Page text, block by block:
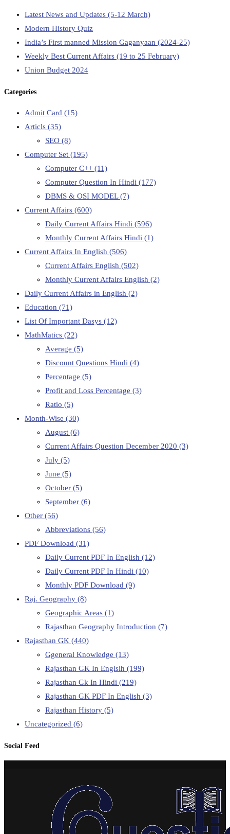
Latest News and Updates (5-12 March)
Modern History Quiz
India’s First manned Mission Gaganyaan (2024-25)
Weekly Best Current Affairs (19 to 25 February)
Union Budget 2024
Categories
Admit Card (15)
Articls (35)
SEO (8)
Computer Set (195)
Computer C++ (11)
Computer Question In Hindi (177)
DBMS & OSI MODEL(7)
Current Affairs (600)
Daily Current Affairs Hindi (596)
Monthly Current Affairs Hindi (1)
Current Affairs In English (506)
Current Affairs English (502)
Monthly Current Affairs English (2)
Daily Current Affairs in English (2)
Education (71)
List Of Important Dasys (12)
MathMatics (22)
Average (5)
Discount Questions Hindi (4)
Percentage (5)
Profit and Loss Percentage (3)
Ratio (5)
Month-Wise (30)
August (6)
Current Affairs Question December 2020 (3)
July (5)
June (5)
October (5)
September (6)
Other (56)
Abbreviations (56)
PDF Download (31)
Daily Current PDF In English (12)
Daily Current PDF In Hindi (10)
Monthly PDF Download (9)
Raj. Geography (8)
Geographic Areas (1)
Rajasthan Geography Introduction (7)
Rajasthan GK (440)
Ggeneral Knowledge (13)
Rajasthan GK In Englsih (199)
Rajasthan Gk In Hindi (219)
Rajasthan GK PDF In English (3)
Rajasthan History (5)
Uncategorized (6)
Social Feed